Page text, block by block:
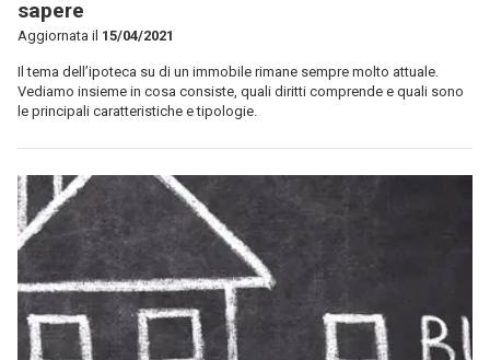
sapere
Aggiornata il 15/04/2021
Il tema dell’ipoteca su di un immobile rimane sempre molto attuale.
Vediamo insieme in cosa consiste, quali diritti comprende e quali sono
le principali caratteristiche e tipologie.